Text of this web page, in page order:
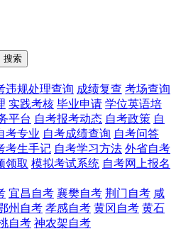
搜索
违规处理查询 成绩复查 考场查询
实践考核 毕业申请 学位英语培
平台 自考报考动态 自考政策 自
考专业 自考成绩查询 自考问答
考生手记 自考学习方法 外省自考
领取 模拟考试系统 自考网上报名
宜昌自考 襄樊自考 荆门自考 咸
州自考 孝感自考 黄冈自考 黄石
自考 神农架自考